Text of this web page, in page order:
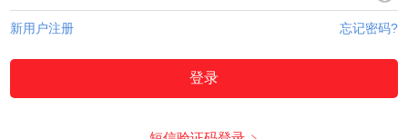
新用户注册 忘记密码?
登录